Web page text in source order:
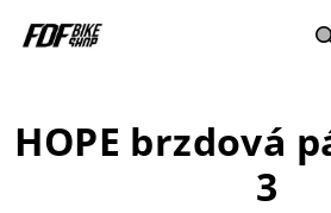
HOPE brzdová
3